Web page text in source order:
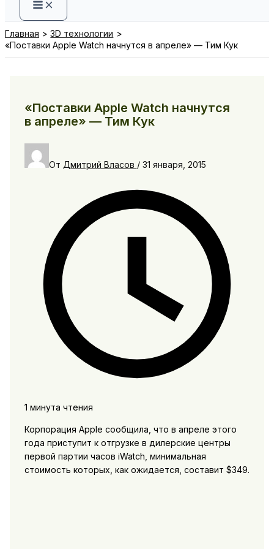
Главная
3D технологии
«Поставки Apple Watch начнутся в апреле» — Тим Кук
«Поставки Apple Watch начнутся
в апреле» — Тим Кук
От Дмитрий Власов / 31 января, 2015
1 минута чтения
Корпорация Apple сообщила, что в апреле этого
года приступит к отгрузке в дилерские центры
первой партии часов iWatch, минимальная
стоимость которых, как ожидается, составит $349.